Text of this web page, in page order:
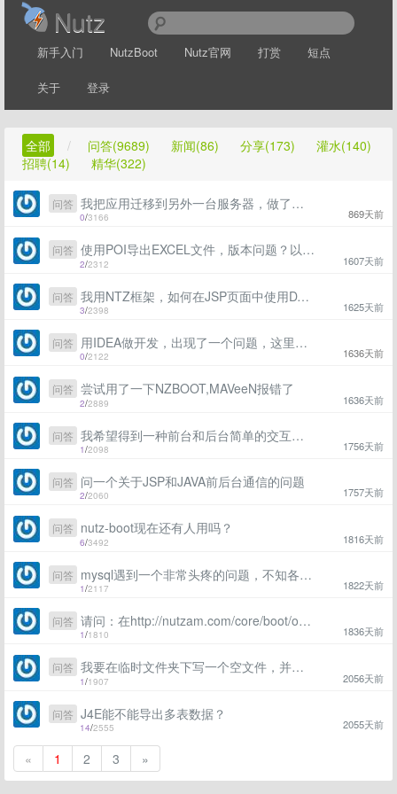
Nutz
新手入门 NutzBoot Nutz官网 打赏 短点
关于 登录
全部 / 问答(9689) 新闻(86) 分享(173)
灌水(140)
招聘(14)
精华(322)
0/3166 869天前
问答 我把应用迁移到另外一台服务器，做了一些升级改动后，发现无法显示日志，在原来的胡武器上一切正常，请问这个怎么处理？
2/2312 1607天前
问答 使用POI导出EXCEL文件，版本问题？以前的老版可以，新版报这些错，请问怎么解决？
3/2398 1625天前
问答 我用NTZ框架，如何在JSP页面中使用DAO?
0/2122 1636天前
问答 用IDEA做开发，出现了一个问题，这里有大佬遇见过吗，与NUTZ无关，抱歉问一下
2/2889 1636天前
问答 尝试用了一下NZBOOT,MAVeeN报错了
1/2098 1756天前
问答 我希望得到一种前台和后台简单的交互的机制
2/2060 1757天前
问答 问一个关于JSP和JAVA前后台通信的问题
6/3492 1816天前
问答 nutz-boot现在还有人用吗？
1/2117 1822天前
问答 mysql遇到一个非常头疼的问题，不知各位大佬见到过没有
1/1810 1836天前
问答 请问：在http://nutzam.com/core/boot/overview.html 介绍的PC网页版微信登陆，如果微信限制了登陆，这个也不行吧
1/1907 2056天前
问答 我要在临时文件夹下写一个空文件，并对其进行修改后后，供前台下载，怎么处理？
14/2555 2055天前
问答 J4E能不能导出多表数据？
« 1 2 3 »